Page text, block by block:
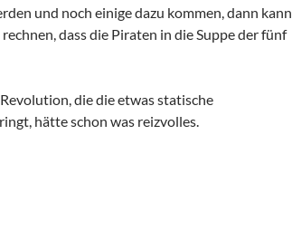
und noch einige dazu kommen, dann kann
dass die Piraten in die Suppe der fünf
die die etwas statische
hätte schon was reizvolles.